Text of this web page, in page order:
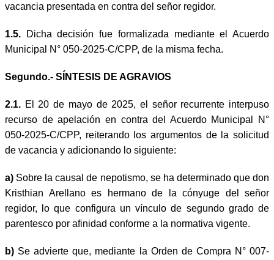
vacancia presentada en contra del señor regidor.
1.5.
Dicha decisión fue formalizada mediante el Acuerdo
Municipal N° 050-2025-C/CPP, de la misma fecha.
Segundo.- SÍNTESIS DE AGRAVIOS
2.1. El 20 de mayo de 2025, el señor recurrente interpuso
recurso de apelación en contra del Acuerdo Municipal N°
050-2025-C/CPP, reiterando los argumentos de la solicitud
de vacancia y adicionando lo siguiente:
a) Sobre la causal de nepotismo, se ha determinado que don
Kristhian Arellano es hermano de la cónyuge del señor
regidor, lo que configura un vínculo de segundo grado de
parentesco por afinidad conforme a la normativa vigente.
b) Se advierte que, mediante la Orden de Compra N° 007-